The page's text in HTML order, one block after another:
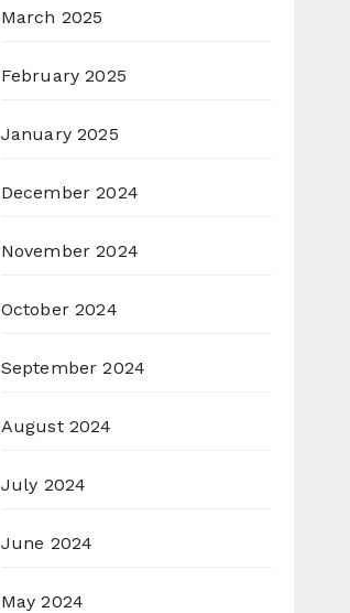
March 2025
February 2025
January 2025
December 2024
November 2024
October 2024
September 2024
August 2024
July 2024
June 2024
May 2024